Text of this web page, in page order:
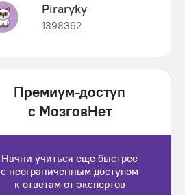
Piraryky
1398362
Luluput
Премиум-доступ
с МозговНет
Начни учиться еще быстрее
с неограниченным доступом
к ответам от экспертов